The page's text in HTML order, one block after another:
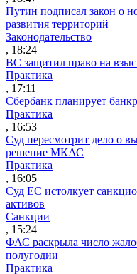
Путин подписал закон о
развития территорий
Законодательство
, 18:24
ВС защитил право на
Практика
, 17:11
Сбербанк планирует
Практика
, 16:53
Суд пересмотрит дело о
решение МКАС
Практика
, 16:05
Суд ЕС истолкует
активов
Санкции
, 15:24
ФАС раскрыла число
полугодии
Практика